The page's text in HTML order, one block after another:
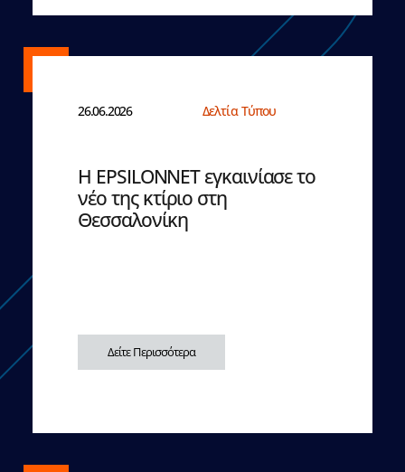
26.06.2026 Δελτία Τύπου
Η EPSILONNET εγκαινίασε το
νέο της κτίριο στη
Θεσσαλονίκη
Δείτε Περισσότερα